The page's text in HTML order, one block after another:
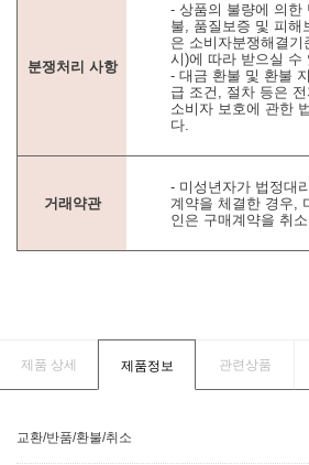
분쟁처리 사항
- 상품의 불량에 의
불, 품질보증 및 피해
은 소비자분쟁해결기
시)에 따라 받으실 수
- 대금 환불 및 환불
급 조건, 절차 등은
소비자 보호에 관한
다.
거래약관
- 미성년자가 법정대
계약을 체결한 경우,
인은 구매계약을 취
제품 상세 제품정보 관련상품
교환/반품/환불/취소